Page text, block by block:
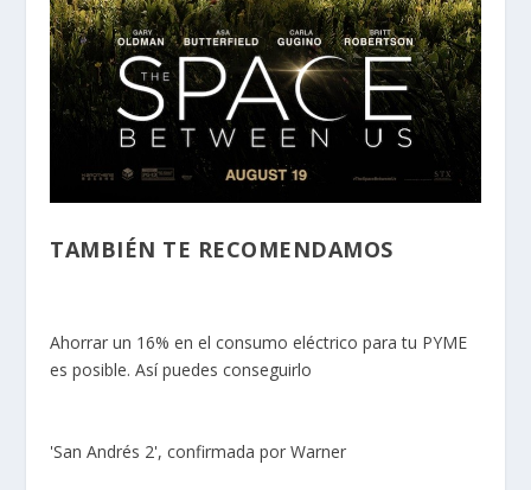
TAMBIÉN TE RECOMENDAMOS
Ahorrar un 16% en el consumo eléctrico para tu PYME
es posible. Así puedes conseguirlo
'San Andrés 2', confirmada por Warner